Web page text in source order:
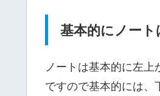
基本的にノー
ノートは基本的に左上
ですので基本的には、